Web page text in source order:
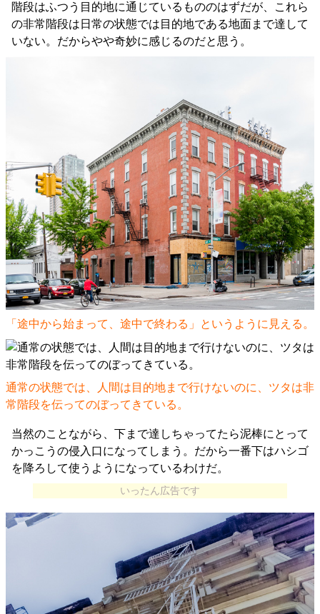
階段はふつう目的地に通じているもののはずだが、これら
の非常階段は日常の状態では目的地である地面まで達して
いない。だからやや奇妙に感じるのだと思う。
「途中から始まって、途中で終わる」というように見える。
通常の状態では、人間は目的地まで行けないのに、ツタは非
常階段を伝ってのぼってきている。
当然のことながら、下まで達しちゃってたら泥棒にとって
かっこうの侵入口になってしまう。だから一番下はハシゴ
を降ろして使うようになっているわけだ。
いったん広告です